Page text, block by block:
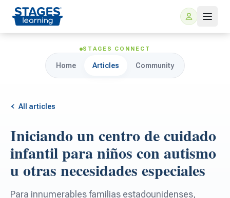
For Families
ARIS Home Learning
For Schools
STAGES CONNECT
Home Articles Community
All articles
Iniciando un centro de cuidado
infantil para niños con autismo
u otras necesidades especiales
Para innumerables familias estadounidenses,